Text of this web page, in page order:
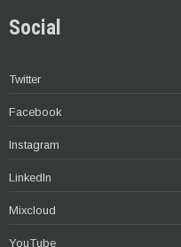
Social
Twitter
Facebook
Instagram
LinkedIn
Mixcloud
YouTube